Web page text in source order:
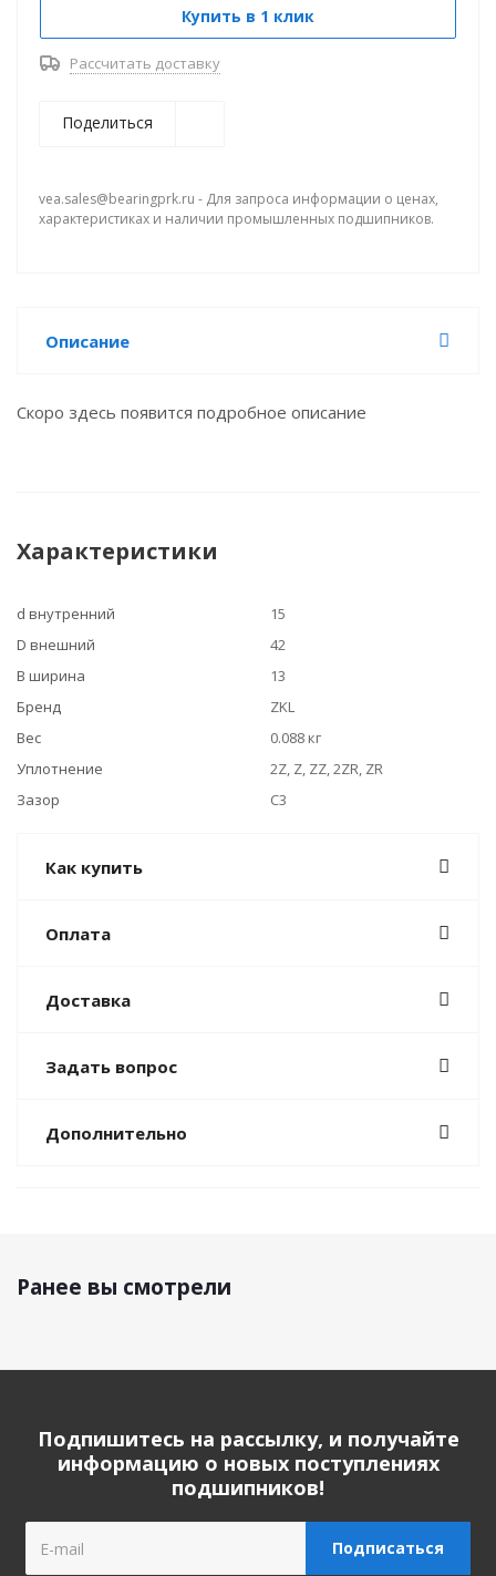
Купить в 1 клик
Рассчитать доставку
Поделиться
vea.sales@bearingprk.ru - Для запроса информации о ценах,
характеристиках и наличии промышленных подшипников.
Описание
Скоро здесь появится подробное описание
Характеристики
d внутренний
15
D внешний
42
B ширина
13
Бренд
ZKL
Вес
0.088 кг
Уплотнение
2Z, Z, ZZ, 2ZR, ZR
Зазор
C3
Как купить
Оплата
Доставка
Задать вопрос
Дополнительно
Ранее вы смотрели
Подпишитесь на рассылку, и получайте
информацию о новых поступлениях
подшипников!